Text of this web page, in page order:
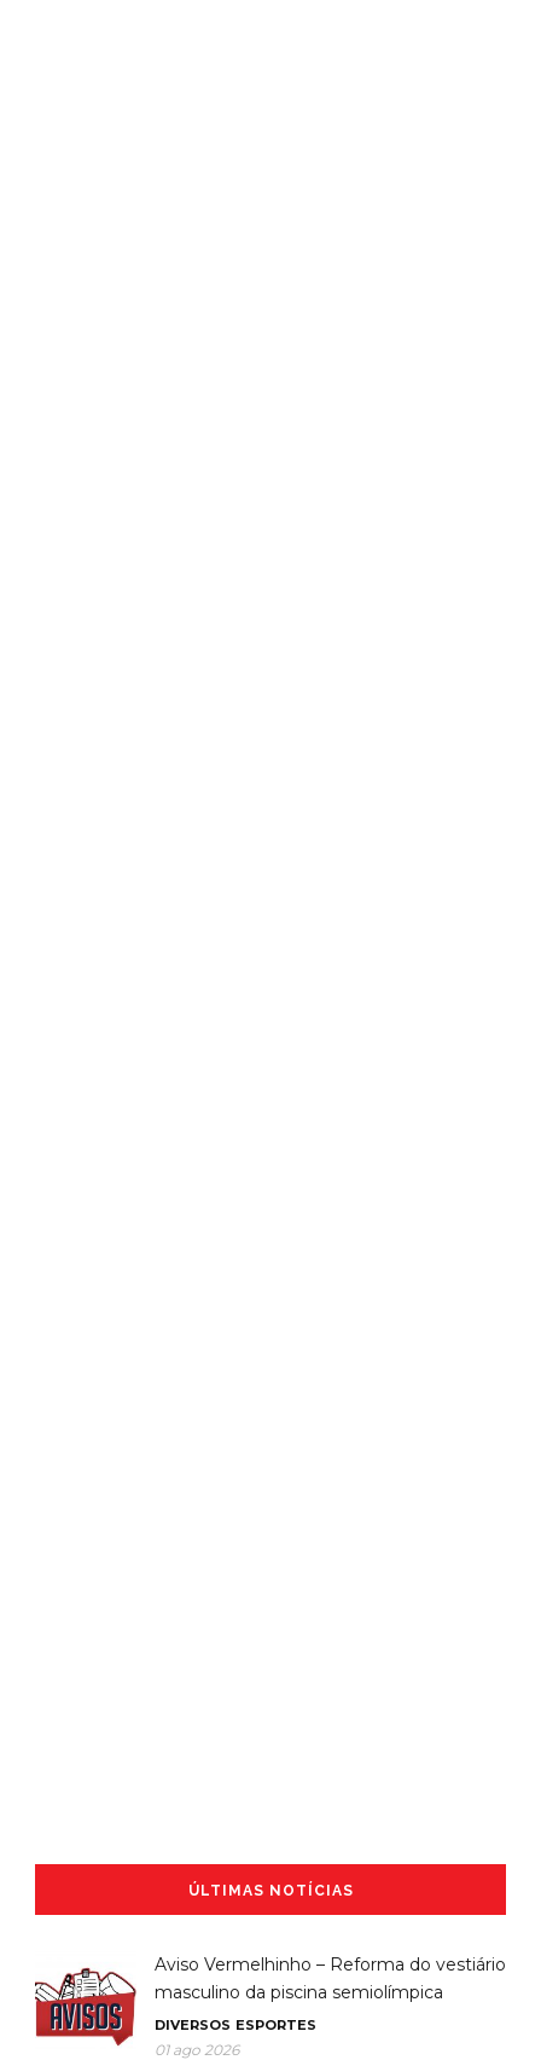
ÚLTIMAS NOTÍCIAS
Aviso Vermelhinho – Reforma do vestiário
masculino da piscina semiolímpica
DIVERSOS ESPORTES
01 ago 2026